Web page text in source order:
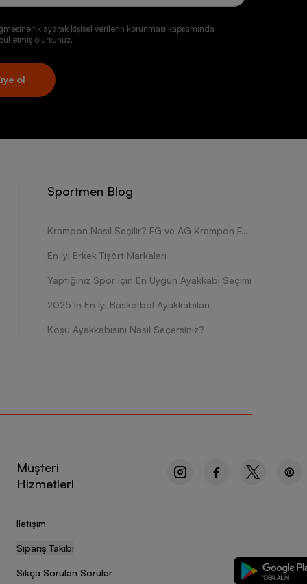
tıklayarak kişisel verilerin korunması kapsamında
etmiş olursunuz.
ol
Sportmen Blog
Krampon Nasıl Seçilir? FG ve AG Krampon Farkları Nelerdir?
En İyi Erkek Tişört Markaları
Yaptığınız Spor için En Uygun Ayakkabı Seçimi
2025’in En İyi Basketbol Ayakkabıları
Koşu Ayakkabısını Nasıl Seçersiniz?
Müşteri
Hizmetleri
İletişim
Sipariş Takibi
Sıkça Sorulan Sorular